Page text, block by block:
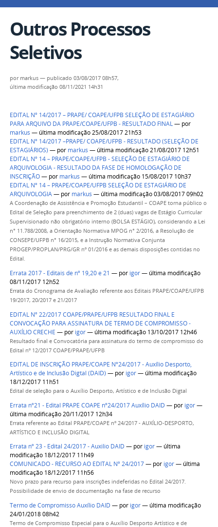
Outros Processos
Seletivos
por markus — publicado 03/08/2017 08h57,
última modificação 08/11/2021 14h31
EDITAL Nº 14/2017 – PRAPE/ COAPE/UFPB SELEÇÃO DE ESTAGIÁRIO
PARA ARQUIVO DA PRAPE/COAPE/UFPB - RESULTADO FINAL— por
markus — última modificação 25/08/2017 21h53
EDITAL Nº 14/2017 –PRAPE/ COAPE/UFPB - RESULTADO (SELEÇÃO DE
ESTAGIÁRIOS) — por markus — última modificação 21/08/2017 12h51
EDITAL Nº 14 – PRAPE/COAPE/UFPB - SELEÇÃO DE ESTAGIÁRIO DE
ARQUIVOLOGIA - RESULTADO DA FASE DE HOMOLOGAÇÃO DE
INSCRIÇÃO— por markus — última modificação 15/08/2017 10h37
EDITAL Nº 14 – PRAPE/COAPE/UFPB SELEÇÃO DE ESTAGIÁRIO DE
ARQUIVOLOGIA— por markus — última modificação 03/08/2017 09h02
A Coordenação de Assistência e Promoção Estudantil – COAPE torna público o
Edital de Seleção para preenchimento de 2 (duas) vagas de Estágio Curricular
Supervisionado não obrigatório interno (BOLSA ESTÁGIO), considerando a Lei
n° 11.788/2008, a Orientação Normativa MPOG n° 2/2016, a Resolução de
CONSEPE/UFPB n° 16/2015, e a Instrução Normativa Conjunta
PROGEP/PROPLAN/PRG/GR nº 01/2016 e as demais disposições contidas no
Edital.
Errata 2017 - Editais de nº 19,20 e 21 — por igor— última modificação
08/11/2017 12h52
Errata do Cronograma de Avaliação referente aos Editais PRAPE/COAPE/UFPB
19/2017, 20/2017 e 21/2017
EDITAL Nº 22/2017 COAPE/PRAPE/UFPB RESULTADO FINAL E
CONVOCAÇÃO PARA ASSINATURA DE TERMO DE COMPROMISSO -
AUXÍLIO CRECHE — por igor— última modificação 13/10/2017 12h46
Resultado final e Convocatória para assinatura do termo de compromisso do
Edital nº 12/2017 COAPE/PRAPE/UFPB
EDITAL DE INSCRIÇÃO PRAPE/COAPE Nº24/2017 - Auxílio Desporto,
Artístico e de Inclusão Digtal (DAID) — por igor— última modificação
18/12/2017 11h51
Edital de seleção para o Auxílio Desporto, Artístico e de Inclusão Digtal
Errata nº21 - Edital PRAPE COAPE nº24/2017 Auxílio DAID — por igor—
última modificação 20/11/2017 12h34
Errata referente ao Edital PRAPE/COAPE nº 24/2017 - AUXÍLIO-DESPORTO,
ARTÍSTICO E INCLUSÃO DIGITAL
Errata nº 23 - Edital 24/2017 - Auxilio DAID — por igor— última
modificação 18/12/2017 11h49
COMUNICADO - RECURSO AO EDITAL Nº 24/2017— por igor— última
modificação 18/12/2017 11h56
Novo prazo para recurso para inscrições indeferidas no Edital 24/2017.
Possibilidade de envio de documentação na fase de recurso
Termo de Compromisso Auxílio DAID — por igor— última modificação
24/01/2018 08h42
Termo de Compromisso Especial para o Auxílio Desporto Artístico e de